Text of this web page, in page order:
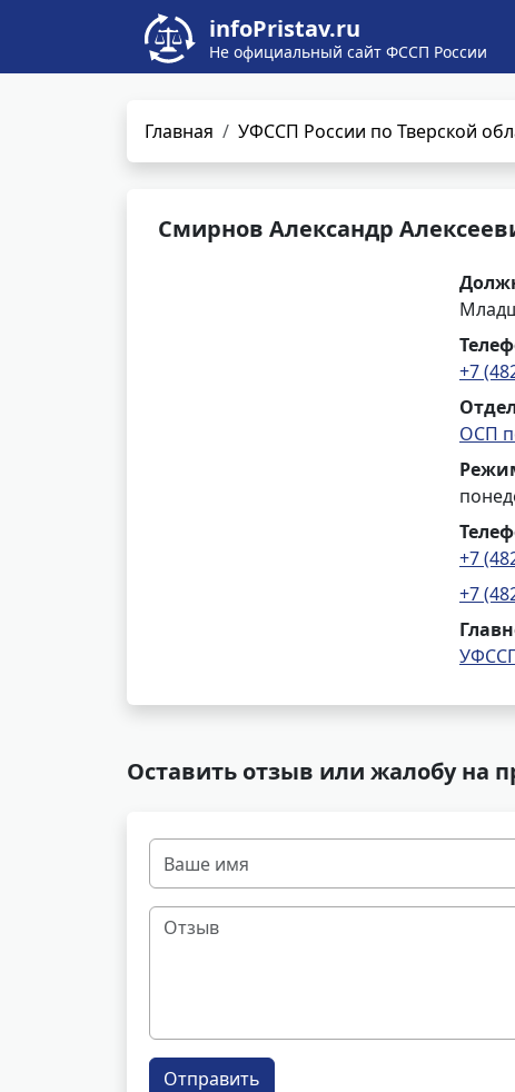
infoPristav.ru
Не официальный сайт ФССП России
Главная УФССП России по Тверской
Смирнов Александр
+7
ОСП
+7
+7
Оставить отзыв или жалобу на
Отправить